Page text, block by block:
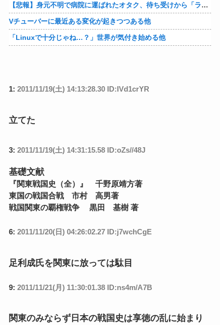
【悲報】身元不明で病院に運ばれたオタク、待ち受けから「ラブライブ」と呼ばれるｗｗｗｗ他
Vチューバーに最近ある変化が起きつつある他
「Linuxで十分じゃね…？」世界が気付き始める他
1: 2011/11/19(土) 14:13:28.30 ID:IVd1crYR
立てた
3: 2011/11/19(土) 14:31:15.58 ID:oZs//48J
基礎文献
『関東戦国史（全）』 千野原靖方著
東国の戦国合戦 市村 高男著
戦国関東の覇権戦争 黒田 基樹 著
6: 2011/11/20(日) 04:26:02.27 ID:j7wchCgE
足利成氏を関東に放っては駄目
9: 2011/11/21(月) 11:30:01.38 ID:ns4m/A7B
関東のみならず日本の戦国史は享徳の乱に始まり